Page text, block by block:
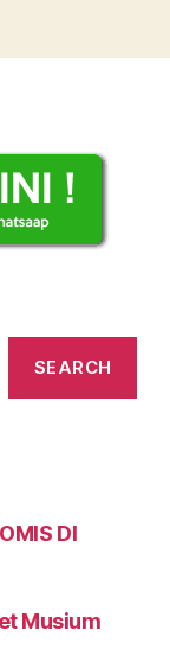
SEARCH
DI
Musium